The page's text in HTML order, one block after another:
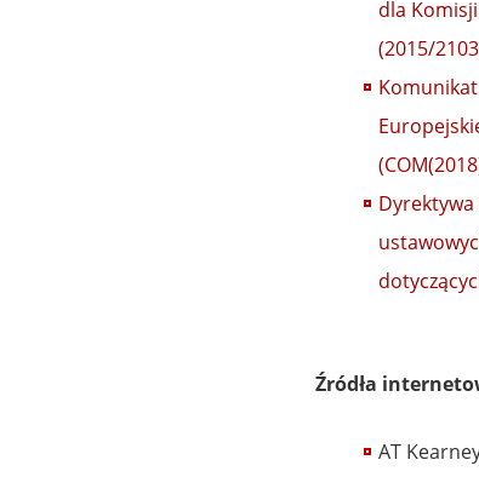
dla
(2015/
Dyrektywa
Źródła
AT